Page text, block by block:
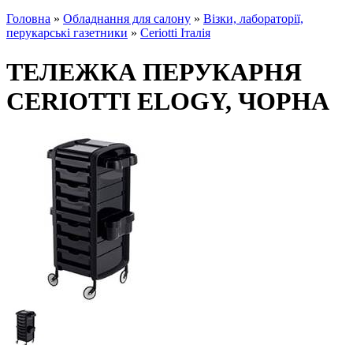
Головна » Обладнання для салону » Візки, лабораторії,
перукарські газетники » Ceriotti Італія
ТЕЛЕЖКА ПЕРУКАРНЯ
CERIOTTI ELOGY, ЧОРНА